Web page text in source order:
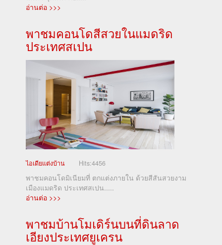
อ่านต่อ >>>
พาชมคอนโดสีสวยในแมดริด
ประเทศสเปน
ไอเดียแต่งบ้าน Hits:4456
พาชมคอนโดมิเนียมที่ ตกแต่งภายใน ด้วยสีสันสวยงาม
เมืองแมดริด ประเทศสเปน.....
อ่านต่อ >>>
พาชมบ้านโมเดิร์นบนที่ดินลาด
เอียงประเทศยูเครน